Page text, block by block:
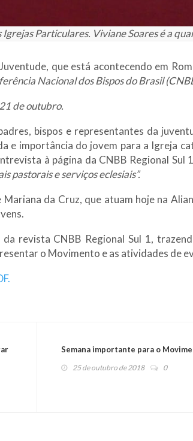
Particulares. Viviane Soares é a
que está acontecendo em
Nacional dos Bispos do Brasil
de outubro.
bispos e representantes da
importância do jovem para a Igreja
à página da CNBB Regional Sul
pastorais e serviços eclesiais”.
da Cruz, que atuam hoje na
revista CNBB Regional Sul 1,
o Movimento e as atividades de
Semana importante para o
25 de outubro de 2018 0